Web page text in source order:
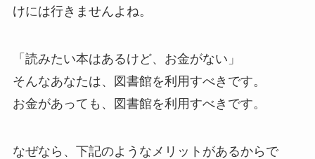
けには行きませんよね。
「読みたい本はあるけど、お金がない」
そんなあなたは、図書館を利用すべきです。
お金があっても、図書館を利用すべきです。
なぜなら、下記のようなメリットがあるからで